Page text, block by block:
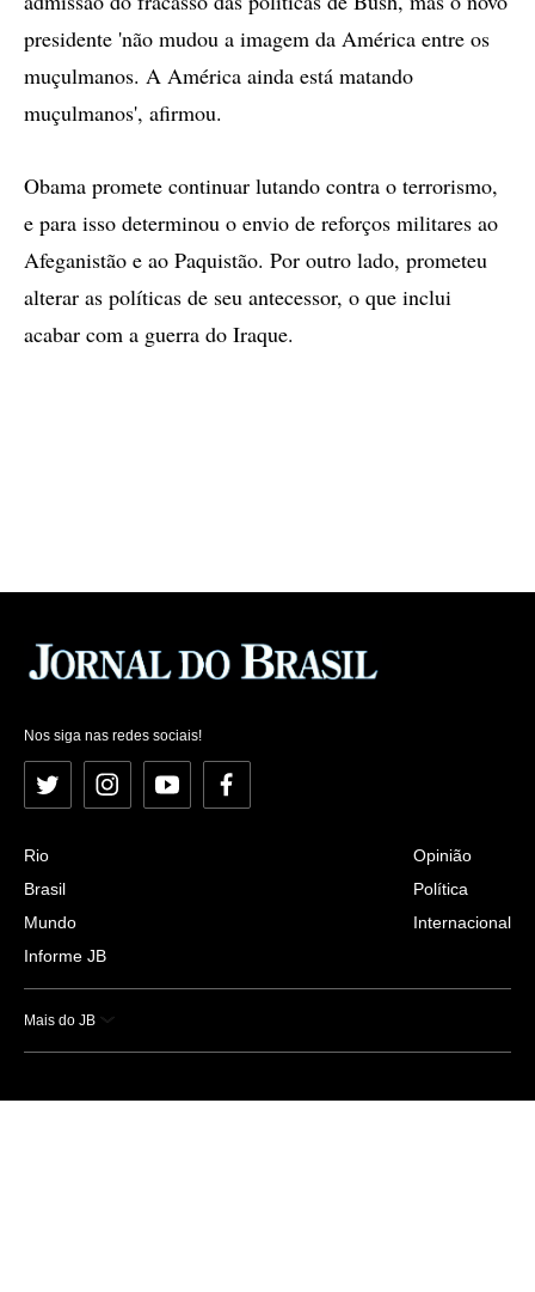
presidente 'não mudou a imagem da América entre os
muçulmanos. A América ainda está matando
muçulmanos', afirmou.
Obama promete continuar lutando contra o terrorismo,
e para isso determinou o envio de reforços militares ao
Afeganistão e ao Paquistão. Por outro lado, prometeu
alterar as políticas de seu antecessor, o que inclui
acabar com a guerra do Iraque.
Nos siga nas redes sociais!
Twitter InstagramYouTubeFacebook
Rio
Brasil
Mundo
Informe JB
Opinião
Política
Internacional
Mais do JB
Esportes